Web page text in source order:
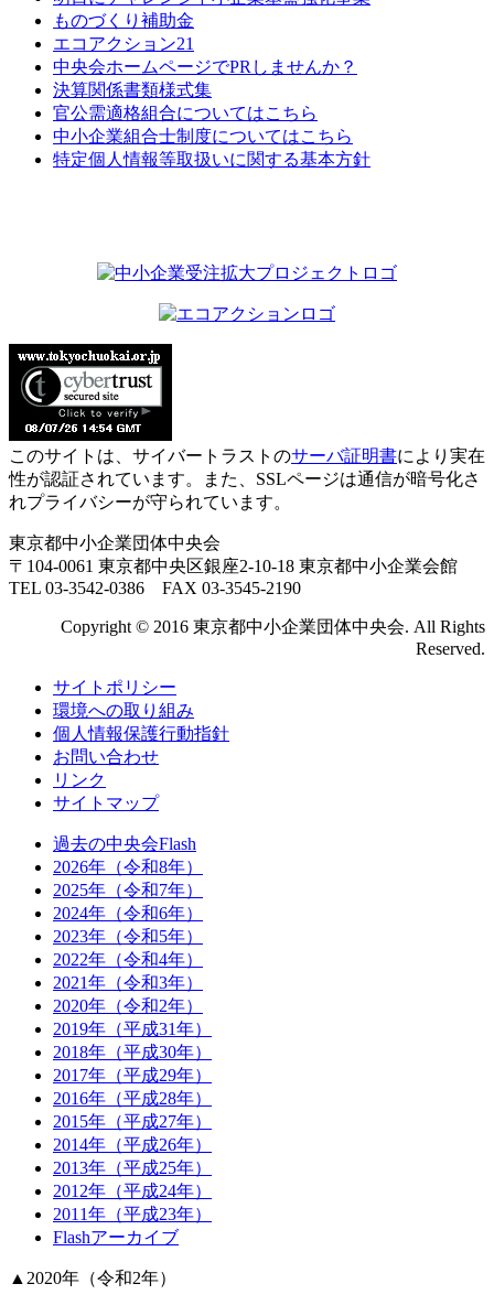
ものづくり補助金
エコアクション21
中央会ホームページでPRしませんか？
決算関係書類様式集
官公需適格組合についてはこちら
中小企業組合士制度についてはこちら
特定個人情報等取扱いに関する基本方針
このサイトは、サイバートラストのサーバ証明書により実在
性が認証されています。また、SSLページは通信が暗号化さ
れプライバシーが守られています。
東京都中小企業団体中央会
〒104-0061 東京都中央区銀座2-10-18 東京都中小企業会館
TEL 03-3542-0386 FAX 03-3545-2190
Copyright © 2016 東京都中小企業団体中央会. All Rights
Reserved.
サイトポリシー
環境への取り組み
個人情報保護行動指針
お問い合わせ
リンク
サイトマップ
過去の中央会Flash
2026年（令和8年）
2025年（令和7年）
2024年（令和6年）
2023年（令和5年）
2022年（令和4年）
2021年（令和3年）
2020年（令和2年）
2019年（平成31年）
2018年（平成30年）
2017年（平成29年）
2016年（平成28年）
2015年（平成27年）
2014年（平成26年）
2013年（平成25年）
2012年（平成24年）
2011年（平成23年）
Flashアーカイブ
▲ 2020年（令和2年）